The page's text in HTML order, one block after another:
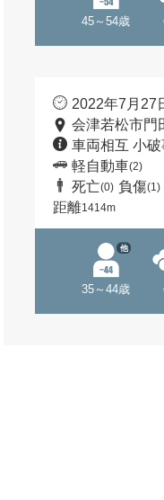
45～54歳
2022年7月27
会津若松市門
車両相互 小破
軽自動車(2)
死亡(0) 負傷(1)
距離1414m
35～44歳
他